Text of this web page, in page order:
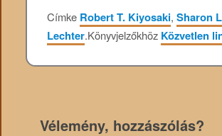
Címke Robert T. Kiyosaki,Sharon
Lechter.Könyvjelzőkhöz Közvetlen
Vélemény, hozzászólás?